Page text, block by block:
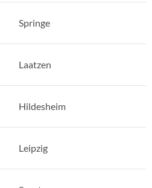
Springe
Laatzen
Hildesheim
Leipzig